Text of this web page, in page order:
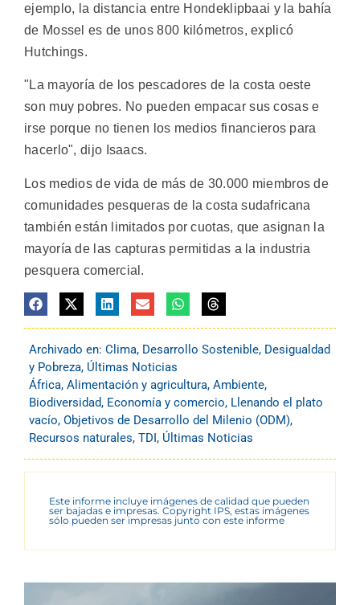
ejemplo, la distancia entre Hondeklipbaai y la bahía
de Mossel es de unos 800 kilómetros, explicó
Hutchings.
"La mayoría de los pescadores de la costa oeste
son muy pobres. No pueden empacar sus cosas e
irse porque no tienen los medios financieros para
hacerlo", dijo Isaacs.
Los medios de vida de más de 30.000 miembros de
comunidades pesqueras de la costa sudafricana
también están limitados por cuotas, que asignan la
mayoría de las capturas permitidas a la industria
pesquera comercial.
Archivado en: Clima, Desarrollo Sostenible, Desigualdad
y Pobreza, Últimas Noticias
África, Alimentación y agricultura, Ambiente,
Biodiversidad, Economía y comercio, Llenando el plato
vacío, Objetivos de Desarrollo del Milenio (ODM),
Recursos naturales, TDI, Últimas Noticias
Este informe incluye imágenes de calidad que pueden
ser bajadas e impresas. Copyright IPS, estas imágenes
sólo pueden ser impresas junto con este informe